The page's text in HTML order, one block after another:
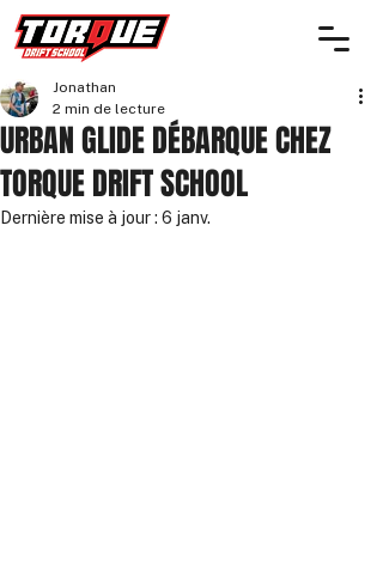
URBAN GLIDE DÉBARQUE CHEZ
TORQUE DRIFT SCHOOL
Jonathan
2 min de lecture
Dernière mise à jour : 6 janv.